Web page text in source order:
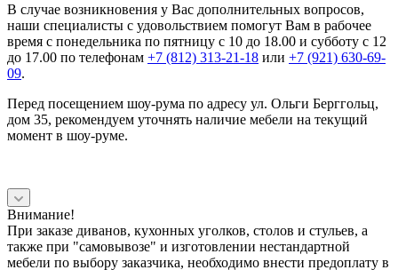
В случае возникновения у Вас дополнительных вопросов,
наши специалисты с удовольствием помогут Вам в рабочее
время с понедельника по пятницу с 10 до 18.00 и субботу с 12
до 17.00 по телефонам +7 (812) 313-21-18 или +7 (921) 630-69-
09.
Перед посещением шоу-рума по адресу ул. Ольги Берггольц,
дом 35, рекомендуем уточнять наличие мебели на текущий
момент в шоу-руме.
Внимание!
При заказе диванов, кухонных уголков, столов и стульев, а
также при "самовывозе" и изготовлении нестандартной
мебели по выбору заказчика, необходимо внести предоплату в